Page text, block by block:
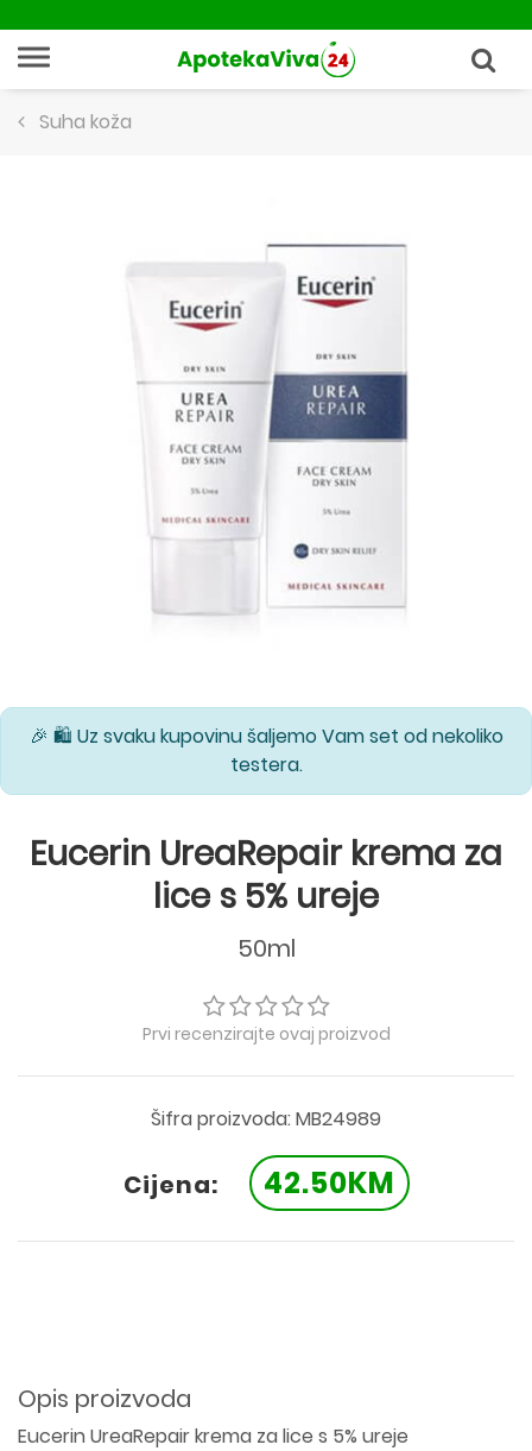
Suha koža
🎉 🛍️ Uz svaku kupovinu šaljemo Vam set od nekoliko
testera.
Eucerin UreaRepair krema za
lice s 5% ureje
50ml
Prvi recenzirajte ovaj proizvod
Šifra proizvoda: MB24989
Cijena: 42.50KM
Opis proizvoda
Eucerin UreaRepair krema za lice s 5% ureje